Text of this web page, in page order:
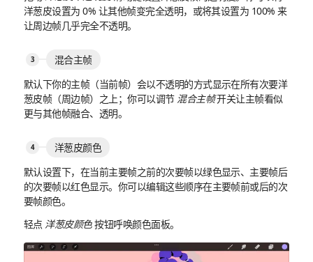
洋葱皮设置为 0% 让其他帧变完全透明，或将其设置为 100% 来
让周边帧几乎完全不透明。
混合主帧
默认下你的主帧（当前帧）会以不透明的方式显示在所有次要洋
葱皮帧（周边帧）之上；你可以调节 混合主帧开关让主帧看似
更与其他帧融合、透明。
洋葱皮颜色
默认设置下，在当前主要帧之前的次要帧以绿色显示、主要帧后
的次要帧以红色显示。你可以编辑这些顺序在主要帧前或后的次
要帧颜色。
轻点 洋葱皮颜色按钮呼唤颜色面板。